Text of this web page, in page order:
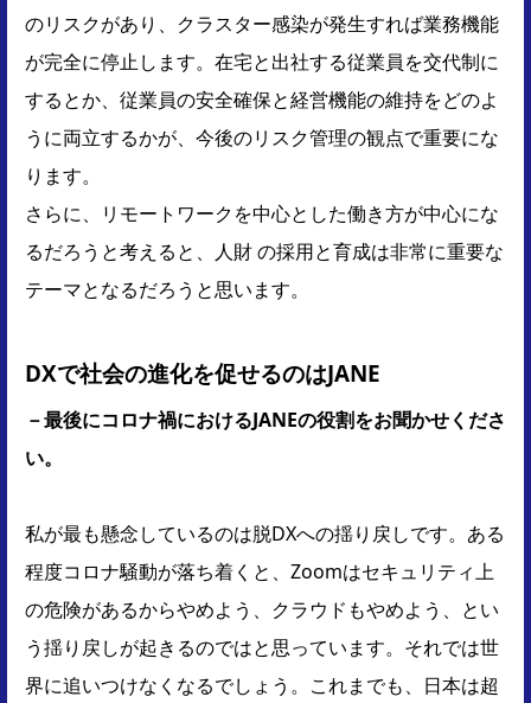
のリスクがあり、クラスター感染が発生すれば業務機能
が完全に停止します。在宅と出社する従業員を交代制に
するとか、従業員の安全確保と経営機能の維持をどのよ
うに両立するかが、今後のリスク管理の観点で重要にな
ります。
さらに、リモートワークを中心とした働き方が中心にな
るだろうと考えると、人財 の採用と育成は非常に重要な
テーマとなるだろうと思います。
DXで社会の進化を促せるのはJANE
－最後にコロナ禍におけるJANEの役割をお聞かせくださ
い。
私が最も懸念しているのは脱DXへの揺り戻しです。ある
程度コロナ騒動が落ち着くと、Zoomはセキュリティ上
の危険があるからやめよう、クラウドもやめよう、とい
う揺り戻しが起きるのではと思っています。それでは世
界に追いつけなくなるでしょう。これまでも、日本は超